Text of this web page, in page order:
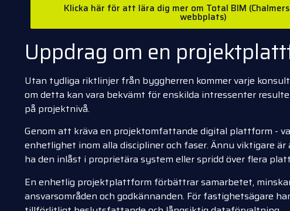
Klicka här för att lära dig mer om Total BIM
webbplats)
Uppdrag om en
Utan tydliga riktlinjer från byggherren kommer varje
om detta kan vara bekvämt för enskilda intressenter
på projektnivå.
Genom att kräva en projektomfattande digital plattform -
enhetlighet inom alla discipliner och faser. Ännu viktigare
ha den inlåst i proprietära system eller spridd över flera
En enhetlig projektplattform förbättrar samarbetet,
ansvarsområden och godkännanden. För fastighetsägare